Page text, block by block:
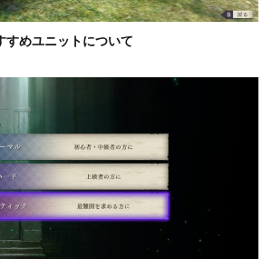
すめユニットについて